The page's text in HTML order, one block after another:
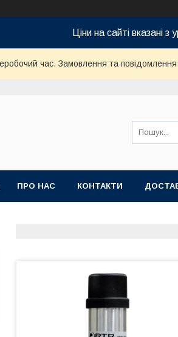
Ціни на сайті вказані
час. Замовлення та
ПРО НАС КОНТАКТИ